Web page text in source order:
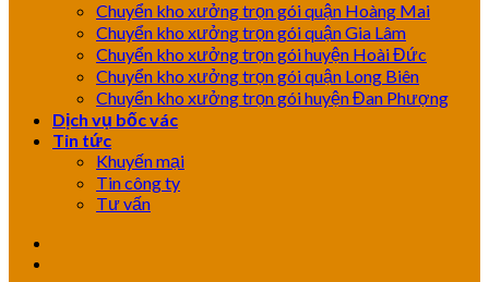
Chuyển kho xưởng trọn gói quận Hoàng Mai
Chuyển kho xưởng trọn gói quận Gia Lâm
Chuyển kho xưởng trọn gói huyện Hoài Đức
Chuyển kho xưởng trọn gói quận Long Biên
Chuyển kho xưởng trọn gói huyện Đan Phượng
Dịch vụ bốc vác
Tin tức
Khuyến mại
Tin công ty
Tư vấn